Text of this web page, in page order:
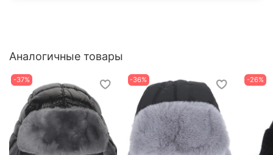
Аналогичные товары
-37% -36% -26%